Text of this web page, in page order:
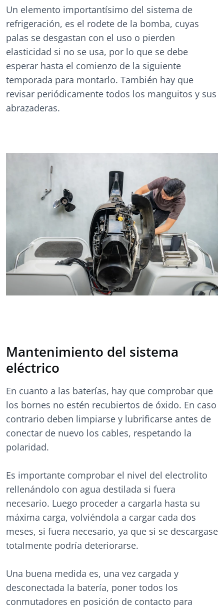
Un elemento importantísimo del sistema de
refrigeración, es el rodete de la bomba, cuyas
palas se desgastan con el uso o pierden
elasticidad si no se usa, por lo que se debe
esperar hasta el comienzo de la siguiente
temporada para montarlo. También hay que
revisar periódicamente todos los manguitos y sus
abrazaderas.
Mantenimiento del sistema
eléctrico
En cuanto a las baterías, hay que comprobar que
los bornes no estén recubiertos de óxido. En caso
contrario deben limpiarse y lubrificarse antes de
conectar de nuevo los cables, respetando la
polaridad.
Es importante comprobar el nivel del electrolito
rellenándolo con agua destilada si fuera
necesario. Luego proceder a cargarla hasta su
máxima carga, volviéndola a cargar cada dos
meses, si fuera necesario, ya que si se descargase
totalmente podría deteriorarse.
Una buena medida es, una vez cargada y
desconectada la batería, poner todos los
conmutadores en posición de contacto para